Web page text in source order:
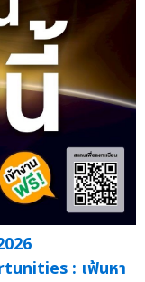
: เฟ้นหา